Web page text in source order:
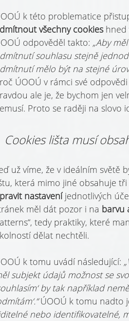
k této problematice
všechny cookies hned
odpověděl takto: „Aby
souhlasu stejně
mělo být na stejné
ÚOOÚ v rámci své
ale je, že bychom jen
Proto se raději na slovo
Cookies lišta musí
už víme, že v ideálním
která mimo jiné obsahuje
nastavení jednotlivých
měl dát pozor i na barvu
tedy praktiky, které
dělat nechtěli.
k tomu uvádí následující:
subjekt údajů možnost se
by tak například
ÚOOÚ k tomu nadto
nebo identifikovatelné,